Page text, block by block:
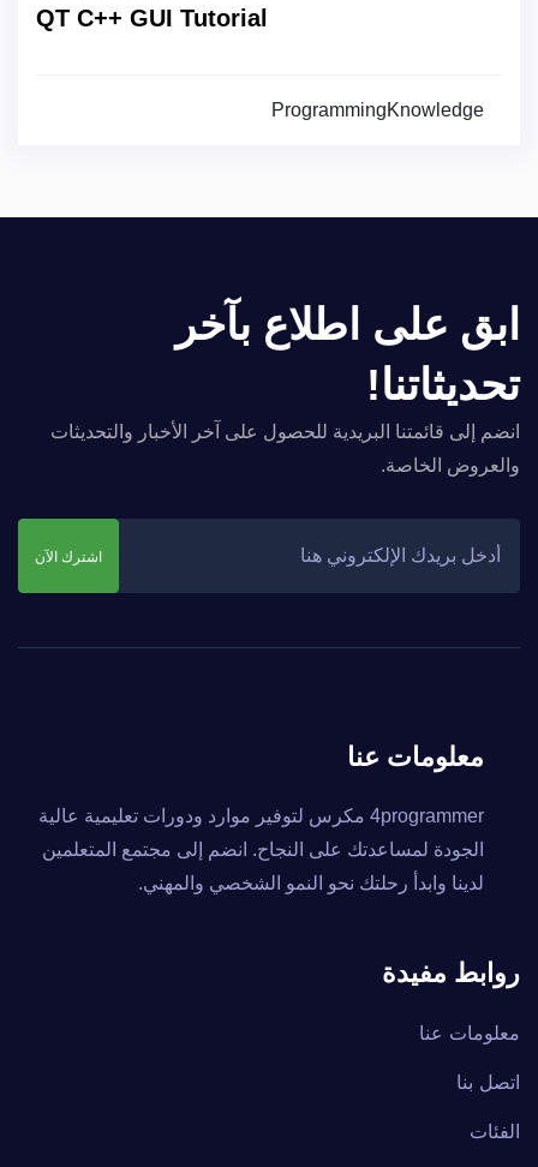
QT C++ GUI Tutorial
ProgrammingKnowledge
ابق على اطلاع بآخر
تحديثاتنا!
انضم إلى قائمتنا البريدية للحصول على آخر الأخبار والتحديثات
والعروض الخاصة.
اشترك الآن
معلومات عنا
4programmer مكرس لتوفير موارد ودورات تعليمية عالية
الجودة لمساعدتك على النجاح. انضم إلى مجتمع المتعلمين
لدينا وابدأ رحلتك نحو النمو الشخصي والمهني.
روابط مفيدة
معلومات عنا
اتصل بنا
الفئات